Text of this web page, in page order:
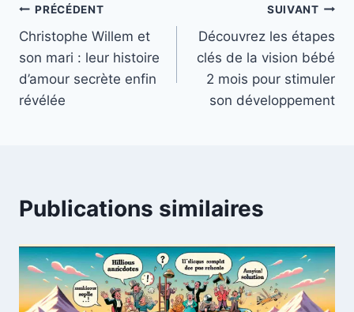
Navigation
de
l’article
PRÉCÉDENT
Christophe Willem et
son mari : leur histoire
d’amour secrète enfin
révélée
SUIVANT
Découvrez les étapes
clés de la vision bébé
2 mois pour stimuler
son développement
Publications similaires